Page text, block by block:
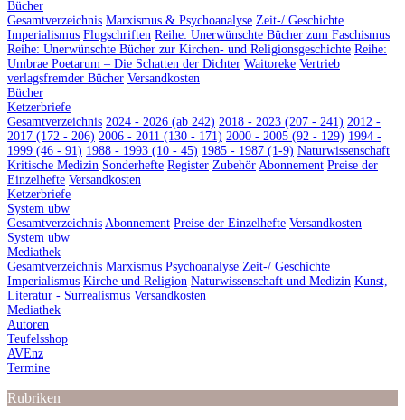
Bücher
Gesamtverzeichnis Marxismus & Psychoanalyse Zeit-/ Geschichte
Imperialismus Flugschriften Reihe: Unerwünschte Bücher zum Faschismus
Reihe: Unerwünschte Bücher zur Kirchen- und Religionsgeschichte Reihe:
Umbrae Poetarum – Die Schatten der Dichter Waitoreke Vertrieb
verlagsfremder Bücher Versandkosten
Bücher
Ketzerbriefe
Gesamtverzeichnis 2024 - 2026 (ab 242) 2018 - 2023 (207 - 241) 2012 -
2017 (172 - 206) 2006 - 2011 (130 - 171) 2000 - 2005 (92 - 129) 1994 -
1999 (46 - 91) 1988 - 1993 (10 - 45) 1985 - 1987 (1-9) Naturwissenschaft
Kritische Medizin Sonderhefte Register Zubehör Abonnement Preise der
Einzelhefte Versandkosten
Ketzerbriefe
System ubw
Gesamtverzeichnis Abonnement Preise der Einzelhefte Versandkosten
System ubw
Mediathek
Gesamtverzeichnis Marxismus Psychoanalyse Zeit-/ Geschichte
Imperialismus Kirche und Religion Naturwissenschaft und Medizin Kunst,
Literatur - Surrealismus Versandkosten
Mediathek
Autoren
Teufelsshop
AVEnz
Termine
Rubriken